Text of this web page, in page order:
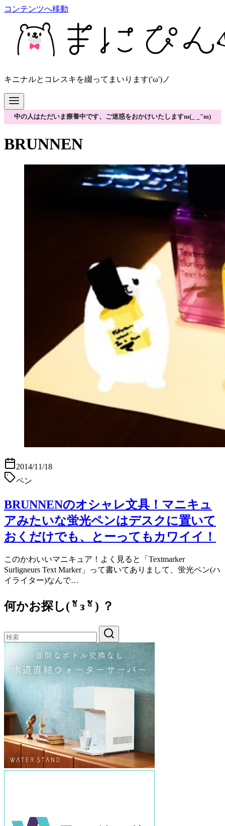
コンテンツへ移動
キニナルとコレスキを綴ってまいります('ω')ノ
中の人はただいま療養中です、ご迷惑をおかけいたしますm(_ _"m)
BRUNNEN
2014/11/18
ペン
BRUNNENのオシャレ文具！マニキュ
アみたいな蛍光ペンはデスクに置いて
おくだけでも、とーってもカワイイ！
このかわいいマニキュア！よく見ると「Textmarker
Surligneurs Text Marker」って書いてありまして、蛍光ペン(ハ
イライター)なんで…
何かお探し( ᵅั ᴈ ᵅั ) ？